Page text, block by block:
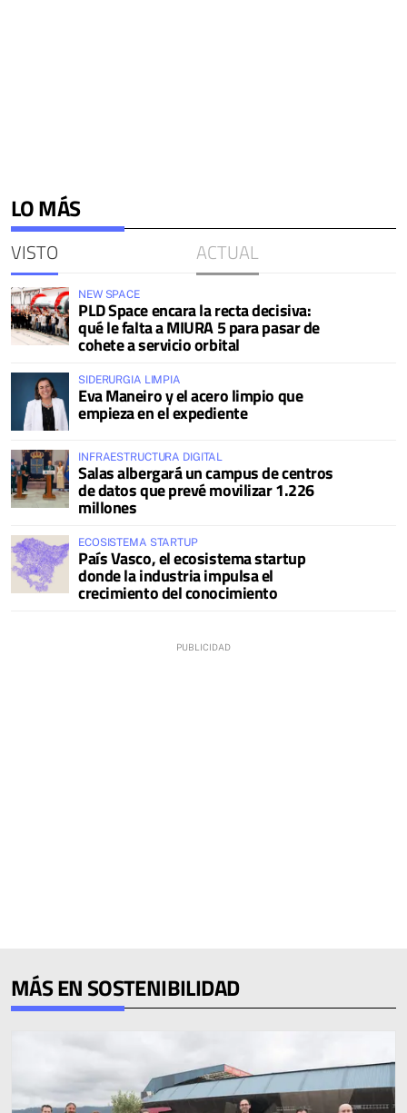
LO MÁS
VISTO ACTUAL
NEW SPACE
PLD Space encara la recta decisiva:
qué le falta a MIURA 5 para pasar de
cohete a servicio orbital
SIDERURGIA LIMPIA
Eva Maneiro y el acero limpio que
empieza en el expediente
INFRAESTRUCTURA DIGITAL
Salas albergará un campus de centros
de datos que prevé movilizar 1.226
millones
ECOSISTEMA STARTUP
País Vasco, el ecosistema startup
donde la industria impulsa el
crecimiento del conocimiento
MÁS EN SOSTENIBILIDAD